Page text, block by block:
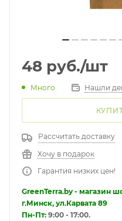
48 руб./шт
Много Нашли
Рассчитать доставку
Хочу в подарок
Гарантия низких цен!
GreenTerra.by - магазин
г.Минск, ул.Карвата 89
Пн-Пт: 9:00 - 17:00.